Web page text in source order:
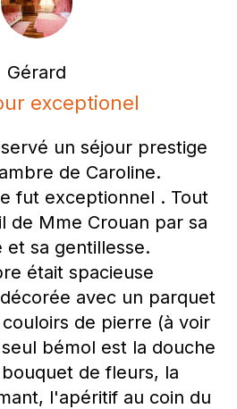
Gérard
exceptionel
un séjour prestige
de Caroline.
fut exceptionnel . Tout
de Mme Crouan par sa
et sa gentillesse.
était spacieuse
avec un parquet
de pierre (à voir
bémol est la douche
de fleurs, la
l'apéritif au coin du